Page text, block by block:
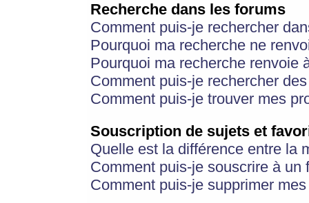
Recherche dans les forums
Comment puis-je rechercher
Pourquoi ma recherche ne
Pourquoi ma recherche renvoie
Comment puis-je rechercher
Comment puis-je trouver mes
Souscription de sujets et
Quelle est la différence entre la
Comment puis-je souscrire à
Comment puis-je supprimer